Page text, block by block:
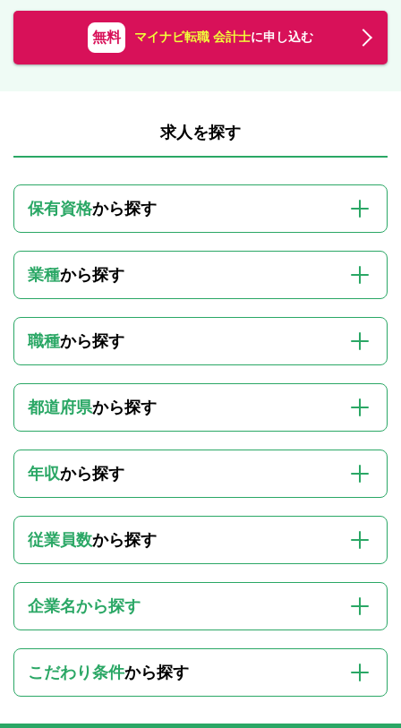
無料 マイナビ転職 会計士に申し込む
求人を探す
保有資格から探す
業種から探す
職種から探す
都道府県から探す
年収から探す
従業員数から探す
企業名から探す
こだわり条件から探す